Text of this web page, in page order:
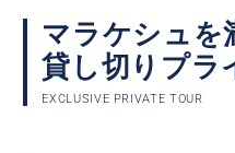
マラケシュを
貸し切りプラ
EXCLUSIVE PRIVATE TOUR